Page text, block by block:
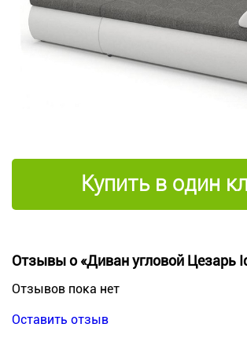
Купить в один
Отзывы о «Диван угловой Цезарь
Отзывов пока нет
Оставить отзыв